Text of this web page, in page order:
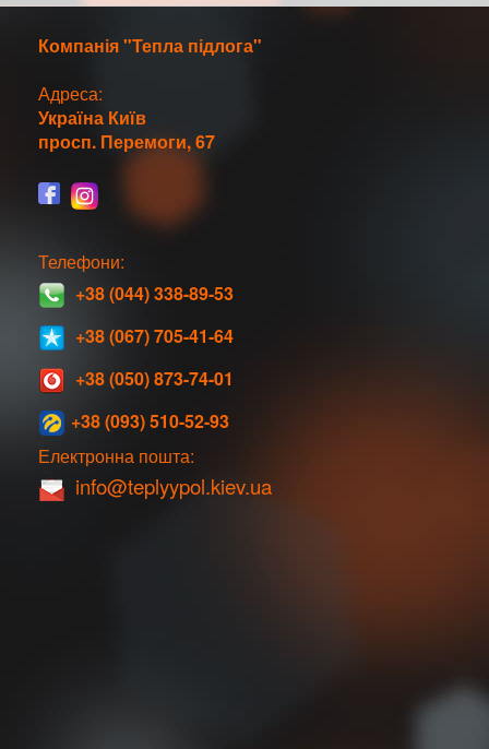
Компанія "Тепла підлога"
Адреса:
Україна Київ
просп. Перемоги, 67
Телефони:
+38 (044) 338-89-53
+38 (067) 705-41-64
+38 (050) 873-74-01
+38 (093) 510-52-93
Електронна пошта:
info@teplyypol.kiev.ua